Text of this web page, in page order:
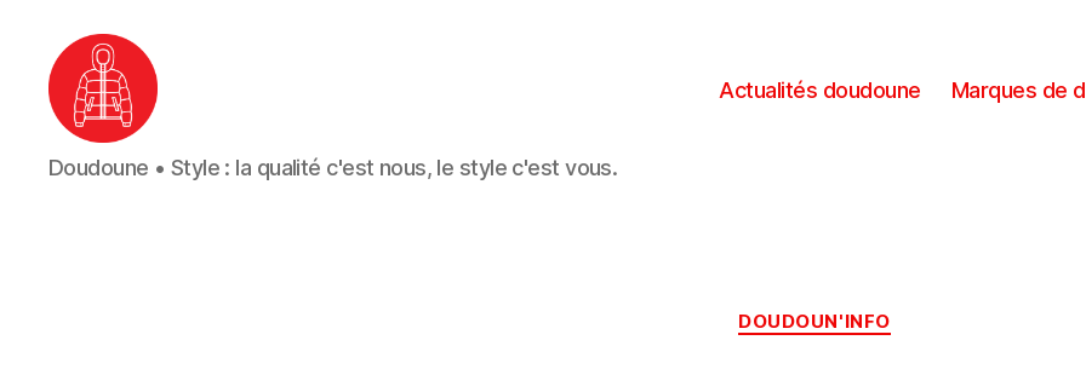
Doudoune
•
Doudoune • Style : la qualité c'est nous, le style c'est vous.
Actualités doudoune Marques de
Catégories
DOUDOUN'INFO